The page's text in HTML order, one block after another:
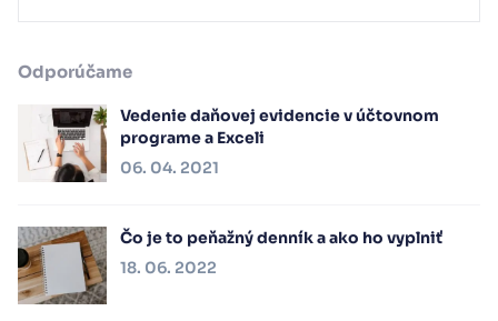
Odporúčame
Vedenie daňovej evidencie v účtovnom
programe a Exceli
06. 04. 2021
Čo je to peňažný denník a ako ho vyplniť
18. 06. 2022